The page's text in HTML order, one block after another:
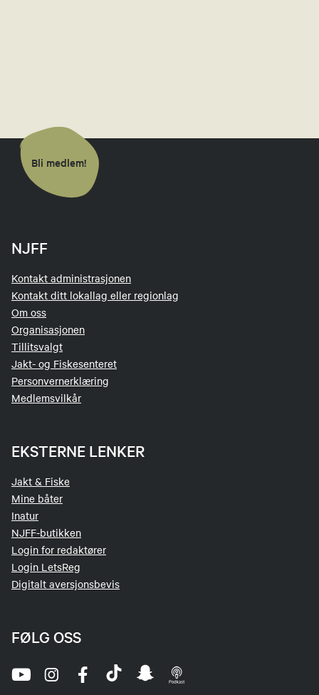
Bli medlem!
NJFF
Kontakt administrasjonen
Kontakt ditt lokallag eller regionlag
Om oss
Organisasjonen
Tillitsvalgt
Jakt- og Fiskesenteret
Personvernerklæring
Medlemsvilkår
EKSTERNE LENKER
Jakt & Fiske
Mine båter
Inatur
NJFF-butikken
Login for redaktører
Login LetsReg
Digitalt aversjonsbevis
FØLG OSS